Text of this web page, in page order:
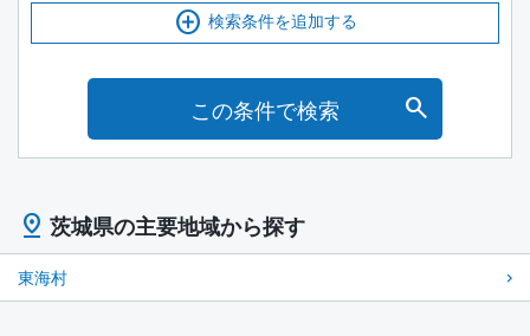
検索条件を追加する
この条件で検索
茨城県の主要地域から探す
東海村